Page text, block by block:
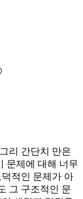
리 간단치 만은
문제에 대해 너무
적인 문제가 아
그 구조적인 문